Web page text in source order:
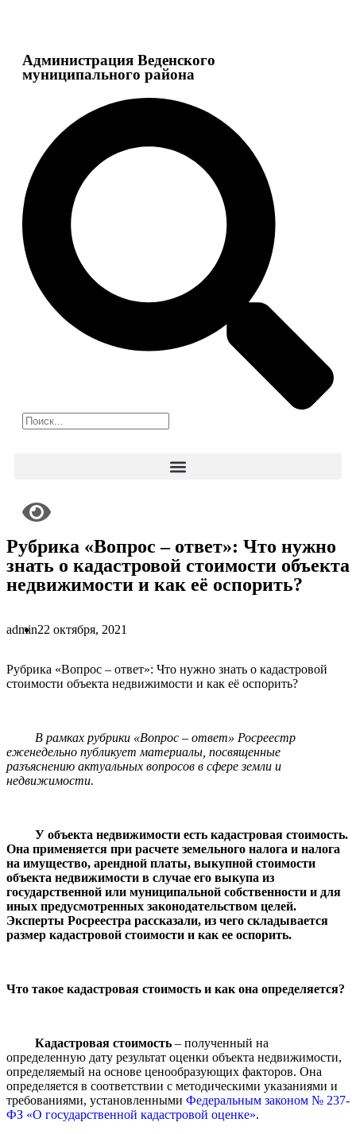
Администрация Веденского
муниципального района
Рубрика «Вопрос – ответ»: Что нужно
знать о кадастровой стоимости объекта
недвижимости и как её оспорить?
admin22 октября, 2021
Рубрика «Вопрос – ответ»: Что нужно знать о кадастровой
стоимости объекта недвижимости и как её оспорить?
В рамках рубрики «Вопрос – ответ» Росреестр
еженедельно публикует материалы, посвященные
разъяснению актуальных вопросов в сфере земли и
недвижимости.
У объекта недвижимости есть кадастровая стоимость.
Она применяется при расчете земельного налога и налога
на имущество, арендной платы, выкупной стоимости
объекта недвижимости в случае его выкупа из
государственной или муниципальной собственности и для
иных предусмотренных законодательством целей.
Эксперты Росреестра рассказали, из чего складывается
размер кадастровой стоимости и как ее оспорить.
Что такое кадастровая стоимость и как она определяется?
Кадастровая стоимость – полученный на
определенную дату результат оценки объекта недвижимости,
определяемый на основе ценообразующих факторов. Она
определяется в соответствии с методическими указаниями и
требованиями, установленными Федеральным законом № 237-
ФЗ «О государственной кадастровой оценке».